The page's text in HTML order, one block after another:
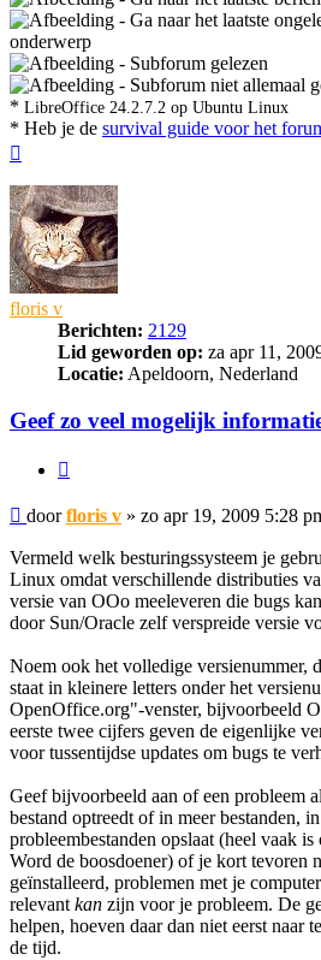
- Ga naar het laatste
onderwerp
- Subforum gelezen
- Subforum niet allemaal
* LibreOffice 24.2.7.2 op Ubuntu Linux
* Heb je de survival guide voor het
floris v
Berichten: 2129
Lid geworden op: za apr 11,
Locatie: Apeldoorn, Nederland
Geef zo veel mogelijk
Bericht
doorfloris v » zo apr 19, 2009 5:28
Vermeld welk besturingssysteem je
Linux omdat verschillende distributies
versie van OOo meeleveren die bugs
door Sun/Oracle zelf verspreide versie
Noem ook het volledige versienummer,
staat in kleinere letters onder het
OpenOffice.org"-venster, bijvoorbeeld
eerste twee cijfers geven de eigenlijke
voor tussentijdse updates om bugs te
Geef bijvoorbeeld aan of een probleem
bestand optreedt of in meer bestanden,
probleembestanden opslaat (heel vaak
Word de boosdoener) of je kort tevoren
geïnstalleerd, problemen met je
relevant kan zijn voor je probleem. De
helpen, hoeven daar dan niet eerst naar
de tijd.